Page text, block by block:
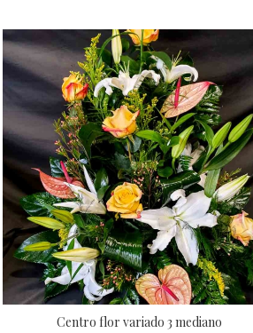
Centro flor variado 3 mediano